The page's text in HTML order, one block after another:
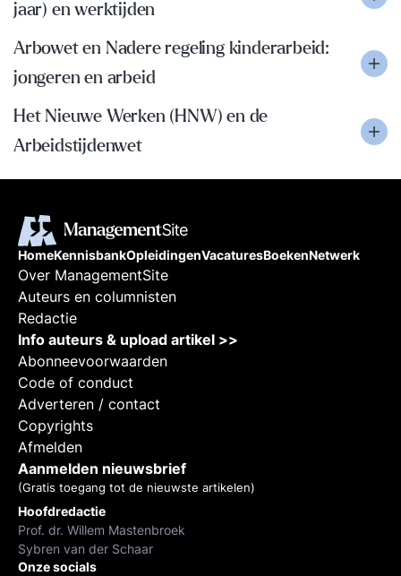
jaar) en werktijden
Arbowet en Nadere regeling kinderarbeid:
jongeren en arbeid
Het Nieuwe Werken (HNW) en de
Arbeidstijdenwet
HomeKennisbankOpleidingenVacaturesBoekenNetwerk
Over ManagementSite
Auteurs en columnisten
Redactie
Info auteurs & upload artikel >>
Abonneevoorwaarden
Code of conduct
Adverteren / contact
Copyrights
Afmelden
Aanmelden nieuwsbrief
(Gratis toegang tot de nieuwste artikelen)
Hoofdredactie
Prof. dr. Willem Mastenbroek
Sybren van der Schaar
Onze socials